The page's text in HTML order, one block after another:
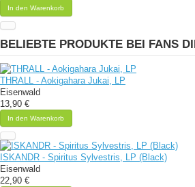
In den Warenkorb
BELIEBTE PRODUKTE BEI FANS
THRALL - Aokigahara Jukai, LP
Eisenwald
13,90 €
In den Warenkorb
ISKANDR - Spiritus Sylvestris, LP (Black)
Eisenwald
22,90 €